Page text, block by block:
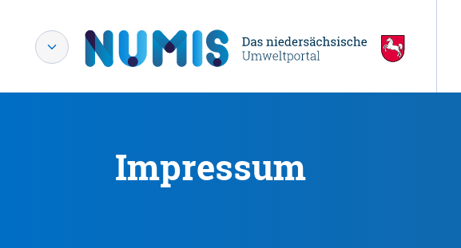
Impressum